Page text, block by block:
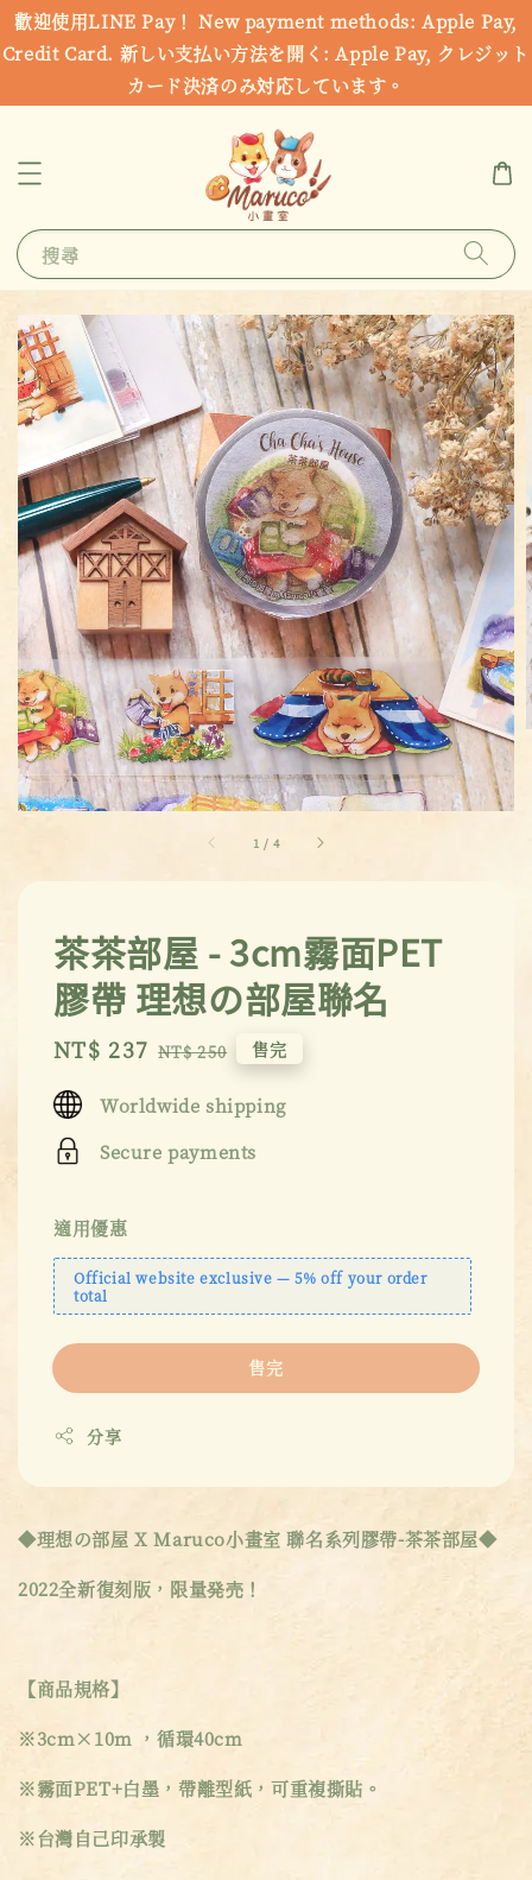
歡迎使用LINE Pay！ New payment methods: Apple Pay,
Credit Card. 新しい支払い方法を開く: Apple Pay, クレジット
カード決済のみ対応しています。
搜尋
1 / 4
茶茶部屋 - 3cm霧面PET
膠帶 理想の部屋聯名
Sale
NT$ 237 Regular
NT$ 250 售完
Worldwide shipping
Secure payments
適用優惠
Official website exclusive — 5% off your order
total
售完
分享
◆理想の部屋 X Maruco小畫室 聯名系列膠帶-茶茶部屋◆
2022全新復刻版，限量発売！
【商品規格】
※3cm×10m ，循環40cm
※霧面PET+白墨，帶離型紙，可重複撕貼。
※台灣自己印承製